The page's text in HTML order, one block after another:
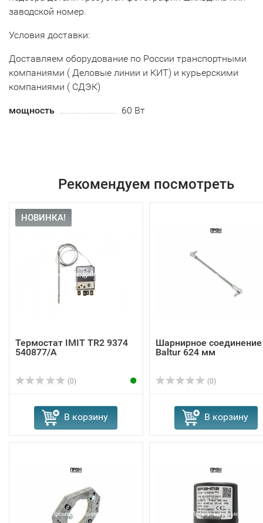
заводской номер.
Условия доставки:
Доставляем оборудование по России транспортными
компаниями ( Деловые линии и КИТ) и курьерскими
компаниями ( СДЭК)
мощность 60 Вт
Рекомендуем посмотреть
НОВИНКА!
Термостат IMIT TR2 9374
540877/A
(0)
В корзину
Шарнирное соединение
Baltur 624 мм
(0)
В корзину